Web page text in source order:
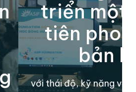
một thế hệ
phong đầy
lĩnh
năng và tri thức được bồi